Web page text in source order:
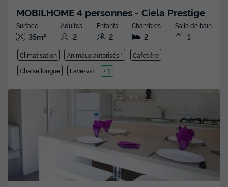
MOBILHOME 4 personnes - Ciela Prestige
Surface
35m²
Adultes
2
Enfants
2
Chambres
2
Salle de bain
1
Climatisation Animaux autorisés *
Cafetière
Chaise longue
Lave-vaisselle
+ 5